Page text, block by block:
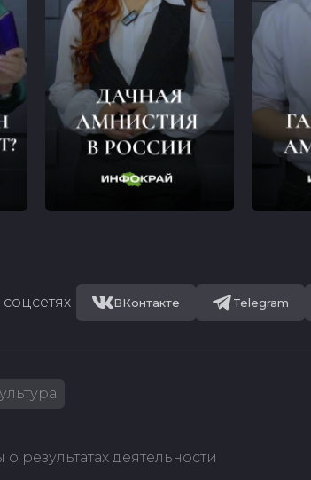
ВКонтакте Telegram
о результатах деятельности